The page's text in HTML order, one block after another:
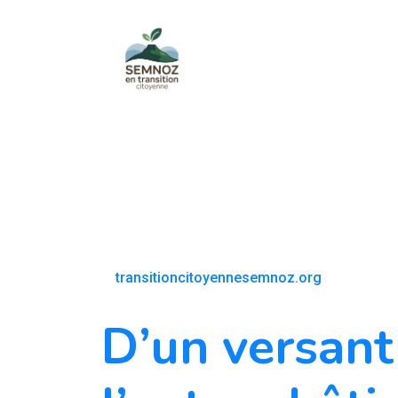
transitioncitoyennesemnoz.org
D’un